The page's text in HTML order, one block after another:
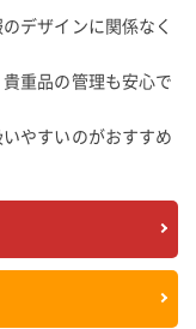
デザインに関係なく
重品の管理も安心で
やすいのがおすすめ